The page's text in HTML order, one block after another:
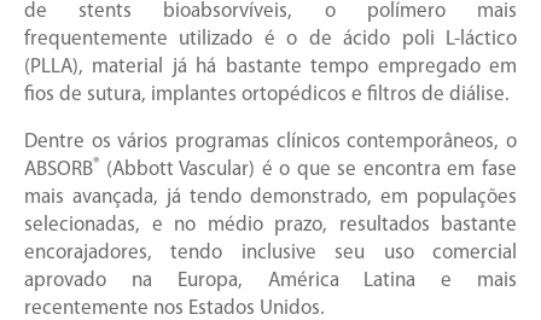
de stents bioabsorvíveis, o polímero mais
frequentemente utilizado é o de ácido poli L-láctico
(PLLA), material já há bastante tempo empregado em
fios de sutura, implantes ortopédicos e filtros de diálise.
Dentre os vários programas clínicos contemporâneos, o
ABSORB® (Abbott Vascular) é o que se encontra em fase
mais avançada, já tendo demonstrado, em populações
selecionadas, e no médio prazo, resultados bastante
encorajadores, tendo inclusive seu uso comercial
aprovado na Europa, América Latina e mais
recentemente nos Estados Unidos.